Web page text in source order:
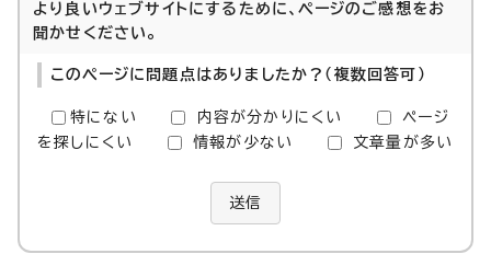
より良いウェブサイトにするために、ページのご感想をお
聞かせください。
このページに問題点はありましたか？（複数回答可）
特にない 内容が分かりにくい
ページ
を探しにくい
情報が少ない 文章量が多い
送信